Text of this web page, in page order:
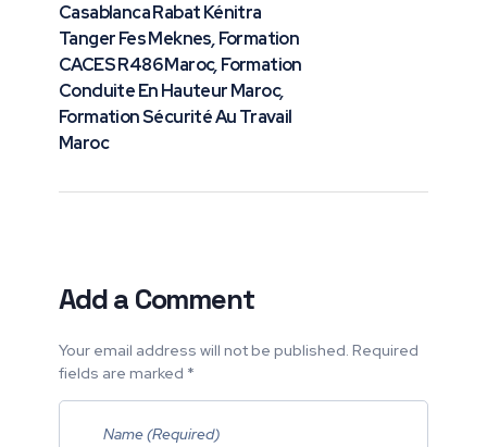
Casablanca Rabat Kénitra
Tanger Fes Meknes,Formation
CACES R486 Maroc,Formation
Conduite En Hauteur Maroc,
Formation Sécurité Au Travail
Maroc
Add a Comment
Your email address will not be published. Required
fields are marked *